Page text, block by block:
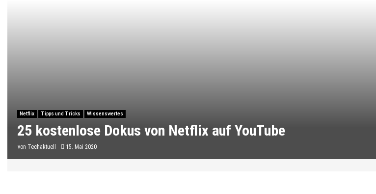
Netflix Tipps und Tricks Wissenswertes
25 kostenlose Dokus von Netflix auf YouTube
von Techaktuell 15. Mai 2020